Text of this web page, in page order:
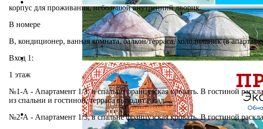
корпус для проживания, небольшой внутренний дворик.
В номере
В, кондиционер, ванная комната, балкон/терраса, холодильник (в
Вход 1:
1 этаж
№1-А - Апартамент 1/3, в спальне французская кровать. В гостиной
из спальни и гостиной, терраса выходит в сад.
№2-А - Апартамент 1/3, в спальне французская кровать. В гостиной